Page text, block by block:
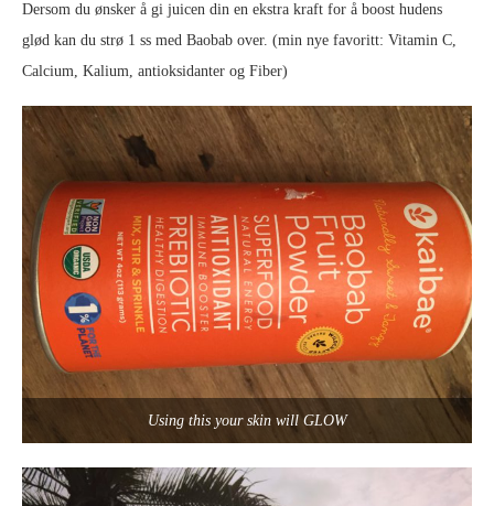
Dersom du ønsker å gi juicen din en ekstra kraft for å boost hudens
glød kan du strø 1 ss med Baobab over. (min nye favoritt: Vitamin C,
Calcium, Kalium, antioksidanter og Fiber)
Using this your skin will GLOW